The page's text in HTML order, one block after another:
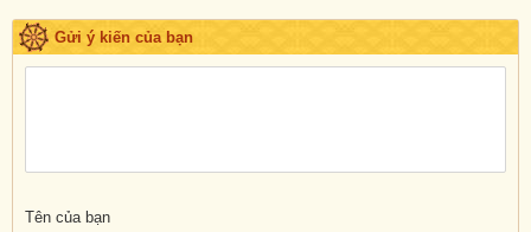
Gửi ý kiến của bạn
Tên của bạn